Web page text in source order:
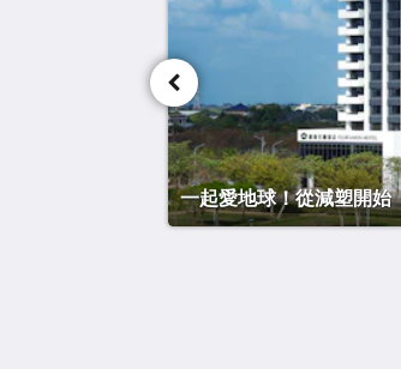
一起愛地球！從減塑開始